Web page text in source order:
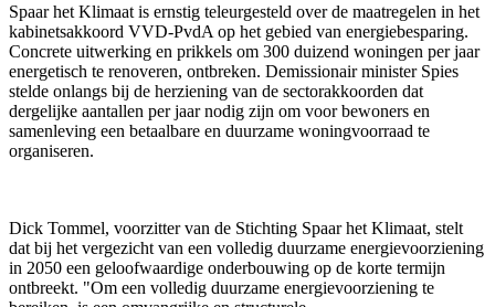
Spaar het Klimaat is ernstig teleurgesteld over de maatregelen in het
kabinetsakkoord VVD-PvdA op het gebied van energiebesparing.
Concrete uitwerking en prikkels om 300 duizend woningen per jaar
energetisch te renoveren, ontbreken. Demissionair minister Spies
stelde onlangs bij de herziening van de sectorakkoorden dat
dergelijke aantallen per jaar nodig zijn om voor bewoners en
samenleving een betaalbare en duurzame woningvoorraad te
organiseren.
Dick Tommel, voorzitter van de Stichting Spaar het Klimaat, stelt
dat bij het vergezicht van een volledig duurzame energievoorziening
in 2050 een geloofwaardige onderbouwing op de korte termijn
ontbreekt. "Om een volledig duurzame energievoorziening te